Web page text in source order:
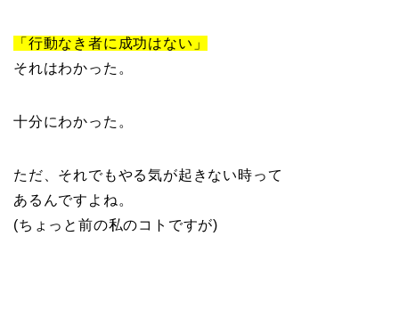
「行動なき者に成功はない」
それはわかった。
十分にわかった。
ただ、それでもやる気が起きない時って
あるんですよね。
(ちょっと前の私のコトですが)